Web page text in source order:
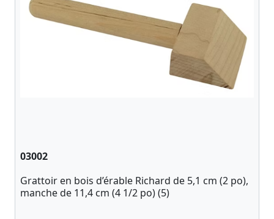
03002
Grattoir en bois d’érable Richard de 5,1 cm (2 po),
manche de 11,4 cm (4 1/2 po) (5)